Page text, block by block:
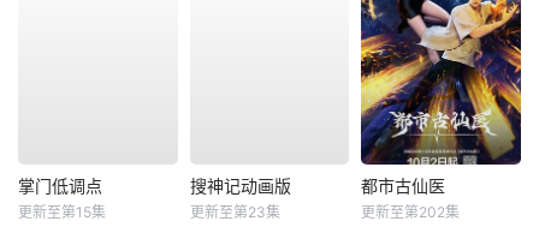
掌门低调点
更新至第15集
搜神记动画版
更新至第23集
都市古仙医
更新至第202集